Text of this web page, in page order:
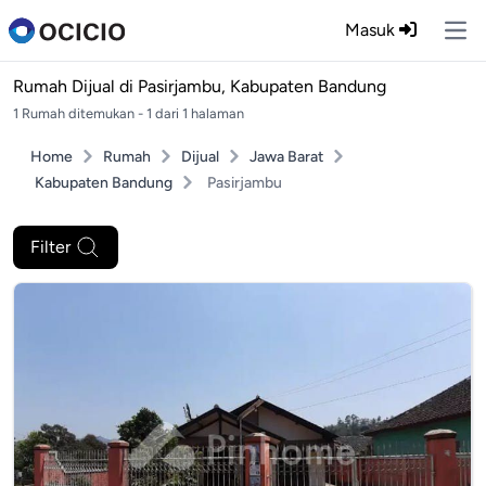
Masuk
Rumah Dijual di Pasirjambu, Kabupaten Bandung
1 Rumah ditemukan - 1 dari 1 halaman
Home Rumah Dijual
Jawa Barat
Kabupaten Bandung
Pasirjambu
Filter